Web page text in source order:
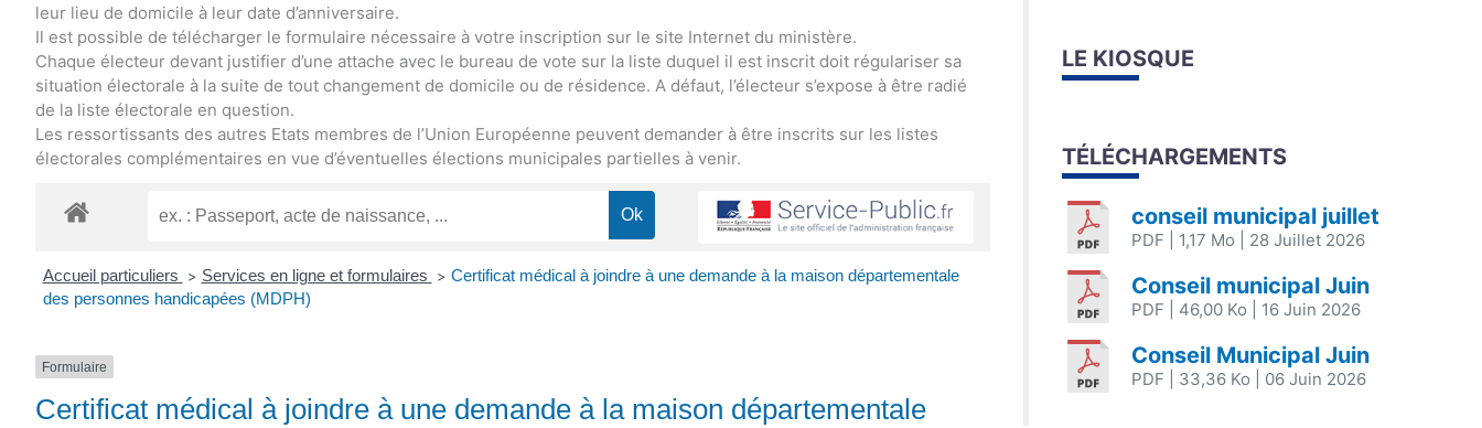
leur lieu de domicile à leur date d’anniversaire.
Il est possible de télécharger le formulaire nécessaire à votre inscription sur le site Internet du ministère.
Chaque électeur devant justifier d’une attache avec le bureau de vote sur la liste duquel il est inscrit doit régulariser sa
situation électorale à la suite de tout changement de domicile ou de résidence. A défaut, l’électeur s’expose à être radié
de la liste électorale en question.
Les ressortissants des autres Etats membres de l’Union Européenne peuvent demander à être inscrits sur les listes
électorales complémentaires en vue d’éventuelles élections municipales partielles à venir.
Accueil particuliers > Services en ligne et formulaires > Certificat médical à joindre à une demande à la maison départementale
des personnes handicapées (MDPH)
Formulaire
Certificat médical à joindre à une demande à la maison départementale
LE KIOSQUE
TÉLÉCHARGEMENTS
conseil municipal juillet
PDF | 1,17 Mo | 28 Juillet 2026
Conseil municipal Juin
PDF | 46,00 Ko | 16 Juin 2026
Conseil Municipal Juin
PDF | 33,36 Ko | 06 Juin 2026